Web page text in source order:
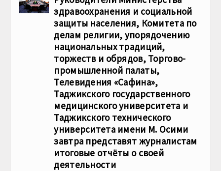
здравоохранения и социальной
защиты населения, Комитета по
делам религии, упорядочению
национальных традиций,
торжеств и обрядов, Торгово-
промышленной палаты,
Телевидения «Сафина»,
Таджикского государственного
медицинского университета и
Таджикского технического
университета имени М. Осими
завтра представят журналистам
итоговые отчёты о своей
деятельности